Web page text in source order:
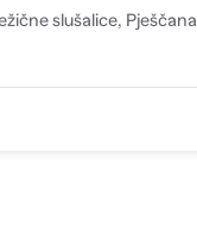
slušalice, Pješčana